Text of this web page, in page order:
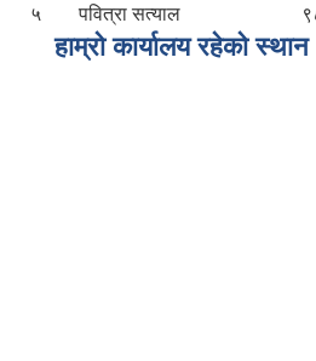
५
पवित्रा सत्याल
हाम्रो कार्यालय रहेको स्थान